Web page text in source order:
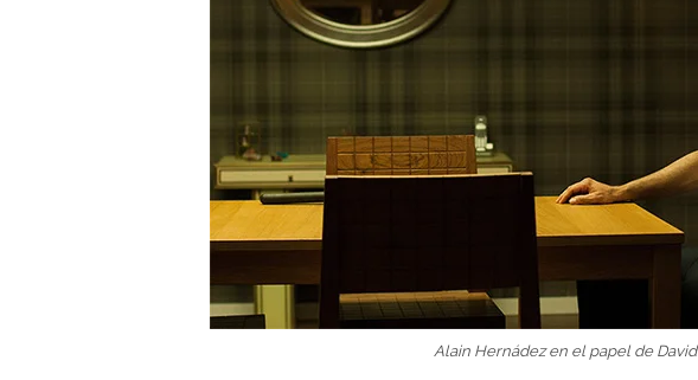
Alain Hernádez en el papel de David